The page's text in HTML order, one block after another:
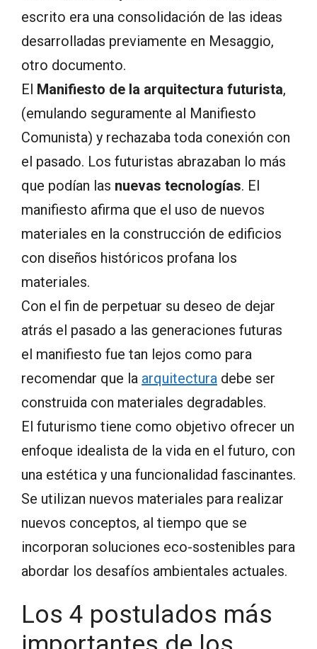
escrito era una consolidación de las ideas
desarrolladas previamente en Mesaggio,
otro documento.
El Manifiesto de la arquitectura futurista,
(emulando seguramente al Manifiesto
Comunista) y rechazaba toda conexión con
el pasado. Los futuristas abrazaban lo más
que podían las nuevas tecnologías. El
manifiesto afirma que el uso de nuevos
materiales en la construcción de edificios
con diseños históricos profana los
materiales.
Con el fin de perpetuar su deseo de dejar
atrás el pasado a las generaciones futuras
el manifiesto fue tan lejos como para
recomendar que la arquitectura debe ser
construida con materiales degradables.
El futurismo tiene como objetivo ofrecer un
enfoque idealista de la vida en el futuro, con
una estética y una funcionalidad fascinantes.
Se utilizan nuevos materiales para realizar
nuevos conceptos, al tiempo que se
incorporan soluciones eco-sostenibles para
abordar los desafíos ambientales actuales.
Los 4 postulados más